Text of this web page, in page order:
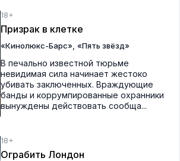
18+
Призрак в клетке
«Кинолюкс-Барс» «Пять звёзд»
В печально известной тюрьме
невидимая сила начинает жестоко
убивать заключенных. Враждующие
банды и коррумпированные охранники
вынуждены действовать сообща...
18+
Ограбить Лондон